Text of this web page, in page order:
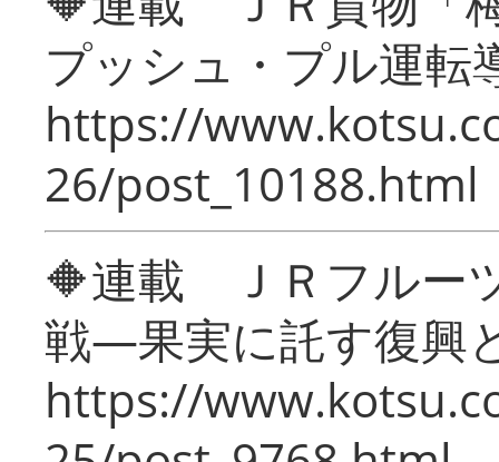
プッシュ・プル運転
https://
26/post_10188.html
🔶連載 ＪＲフルー
戦―果実に託す復興
https://